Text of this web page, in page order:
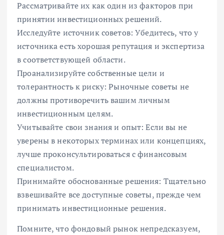
Рассматривайте их как один из факторов при
принятии инвестиционных решений.
Исследуйте источник советов: Убедитесь, что у
источника есть хорошая репутация и экспертиза
в соответствующей области.
Проанализируйте собственные цели и
толерантность к риску: Рыночные советы не
должны противоречить вашим личным
инвестиционным целям.
Учитывайте свои знания и опыт: Если вы не
уверены в некоторых терминах или концепциях,
лучше проконсультироваться с финансовым
специалистом.
Принимайте обоснованные решения: Тщательно
взвешивайте все доступные советы, прежде чем
принимать инвестиционные решения.
Помните, что фондовый рынок непредсказуем,